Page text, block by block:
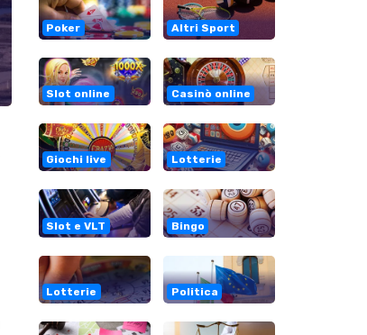
Poker Altri Sport
Slot online Casinò online
Giochi live Lotterie
Slot e VLT Bingo
Lotterie Politica